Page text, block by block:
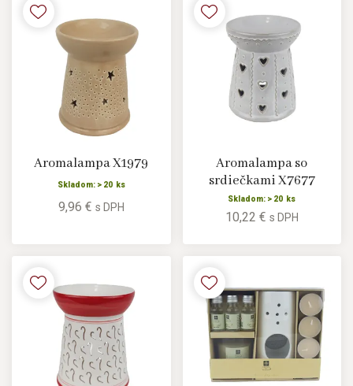
Aromalampa X1979
Skladom: > 20 ks
9,96 € s DPH
Aromalampa so
srdiečkami X7677
Skladom: > 20 ks
10,22 € s DPH